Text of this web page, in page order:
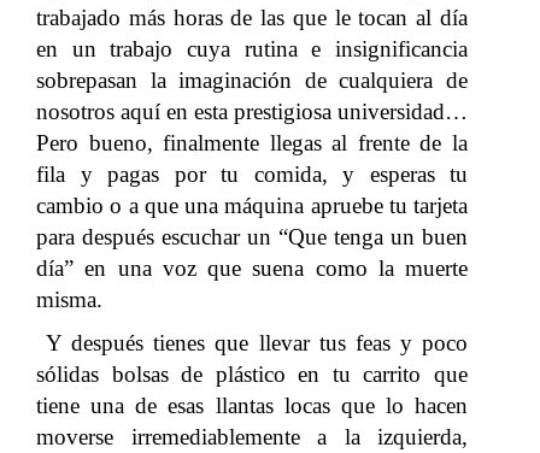
trabajado más horas de las que le tocan al día
en un trabajo cuya rutina e insignificancia
sobrepasan la imaginación de cualquiera de
nosotros aquí en esta prestigiosa universidad…
Pero bueno, finalmente llegas al frente de la
fila y pagas por tu comida, y esperas tu
cambio o a que una máquina apruebe tu tarjeta
para después escuchar un “Que tenga un buen
día” en una voz que suena como la muerte
misma.
Y después tienes que llevar tus feas y poco
sólidas bolsas de plástico en tu carrito que
tiene una de esas llantas locas que lo hacen
moverse irremediablemente a la izquierda,